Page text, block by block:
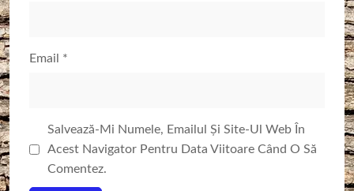
Email *
Salvează-Mi Numele, Emailul Și Site-Ul Web În
Acest Navigator Pentru Data Viitoare Când O Să
Comentez.